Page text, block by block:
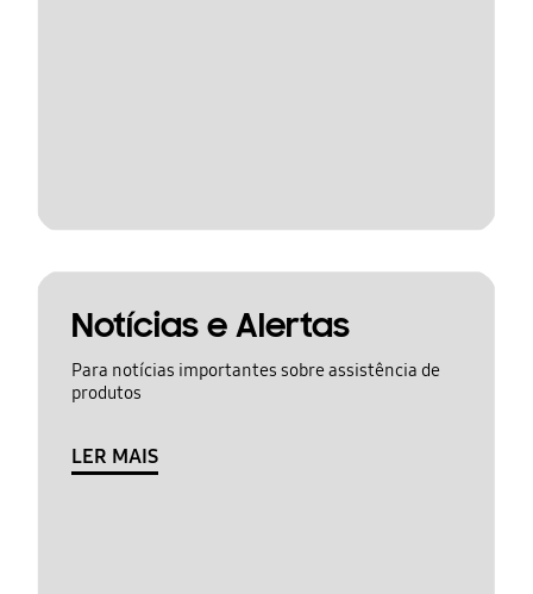
Notícias e Alertas
Para notícias importantes sobre assistência de
produtos
LER MAIS